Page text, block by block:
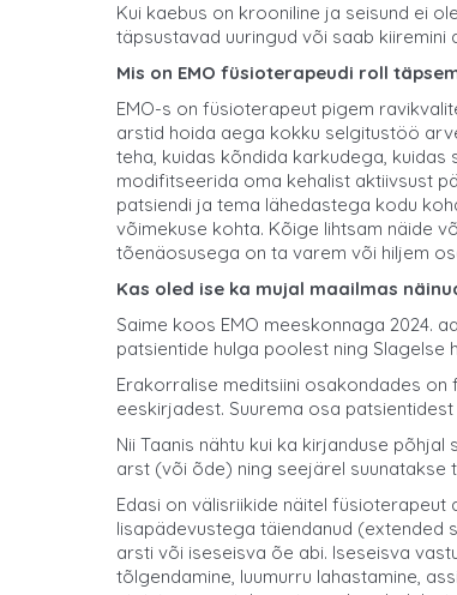
Kui kaebus on krooniline ja seisund ei
täpsustavad uuringud või saab kiiremini
Mis on EMO füsioterapeudi roll
EMO-s on füsioterapeut pigem
arstid hoida aega kokku selgitustöö
teha, kuidas kõndida karkudega,
modifitseerida oma kehalist aktiivsust
patsiendi ja tema lähedastega kodu
võimekuse kohta. Kõige lihtsam näide
tõenäosusega on ta varem või hiljem
Kas oled ise ka mujal maailmas
Saime koos EMO meeskonnaga 2024.
patsientide hulga poolest ning Slagelse
Erakorralise meditsiini osakondades
eeskirjadest. Suurema osa
Nii Taanis nähtu kui ka kirjanduse
arst (või õde) ning seejärel suunatakse
Edasi on välisriikide näitel
lisapädevustega täiendanud (extended
arsti või iseseisva õe abi. Iseseisva
tõlgendamine, luumurru lahastamine,